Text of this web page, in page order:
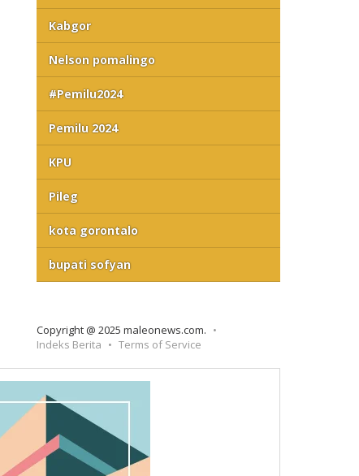
Kabgor
Nelson pomalingo
#Pemilu2024
Pemilu 2024
KPU
Pileg
kota gorontalo
bupati sofyan
Copyright @ 2025 maleonews.com.
Indeks Berita
Terms of Service